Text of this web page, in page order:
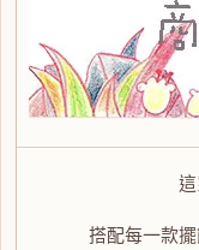
搭配每一款